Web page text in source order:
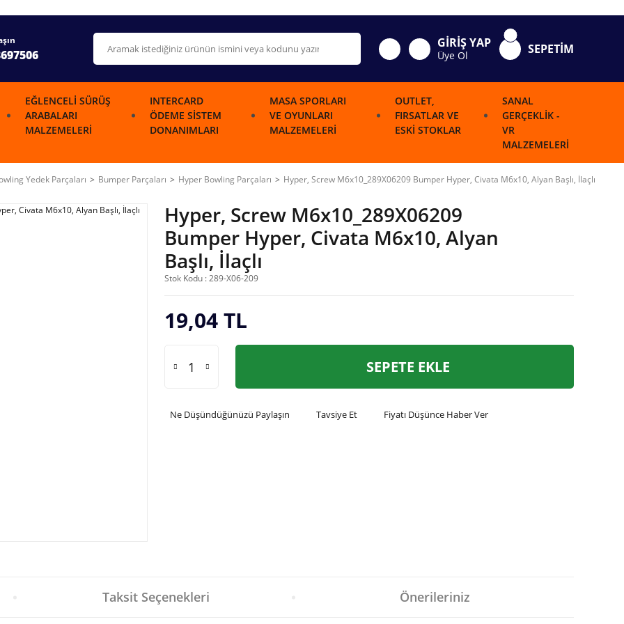
GİRİŞ YAP
Üye Ol SEPETİM
EĞLENCELI SÜRÜŞ
ARABALARI
MALZEMELERI
INTERCARD
ÖDEME SISTEM
DONANIMLARI
MASA SPORLARI
VE OYUNLARI
MALZEMELERI
OUTLET,
FIRSATLAR VE
ESKI STOKLAR
SANAL
GERÇEKLIK -
VR
MALZEMELERI
Yedek Parçaları Bumper Parçaları Hyper Bowling Parçaları Hyper, Screw M6x10_289X06209 Bumper Hyper, Civata M6x10, Alyan Başlı, İlaçlı
Hyper, Screw M6x10_289X06209
Bumper Hyper, Civata M6x10, Alyan
Başlı, İlaçlı
Stok Kodu : 289-X06-209
19,04 TL
SEPETE EKLE
Ne Düşündüğünüzü Paylaşın Tavsiye Et Fiyatı Düşünce Haber Ver
Taksit Seçenekleri Önerileriniz